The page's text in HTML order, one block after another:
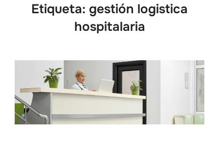
Etiqueta: gestión logistica
hospitalaria